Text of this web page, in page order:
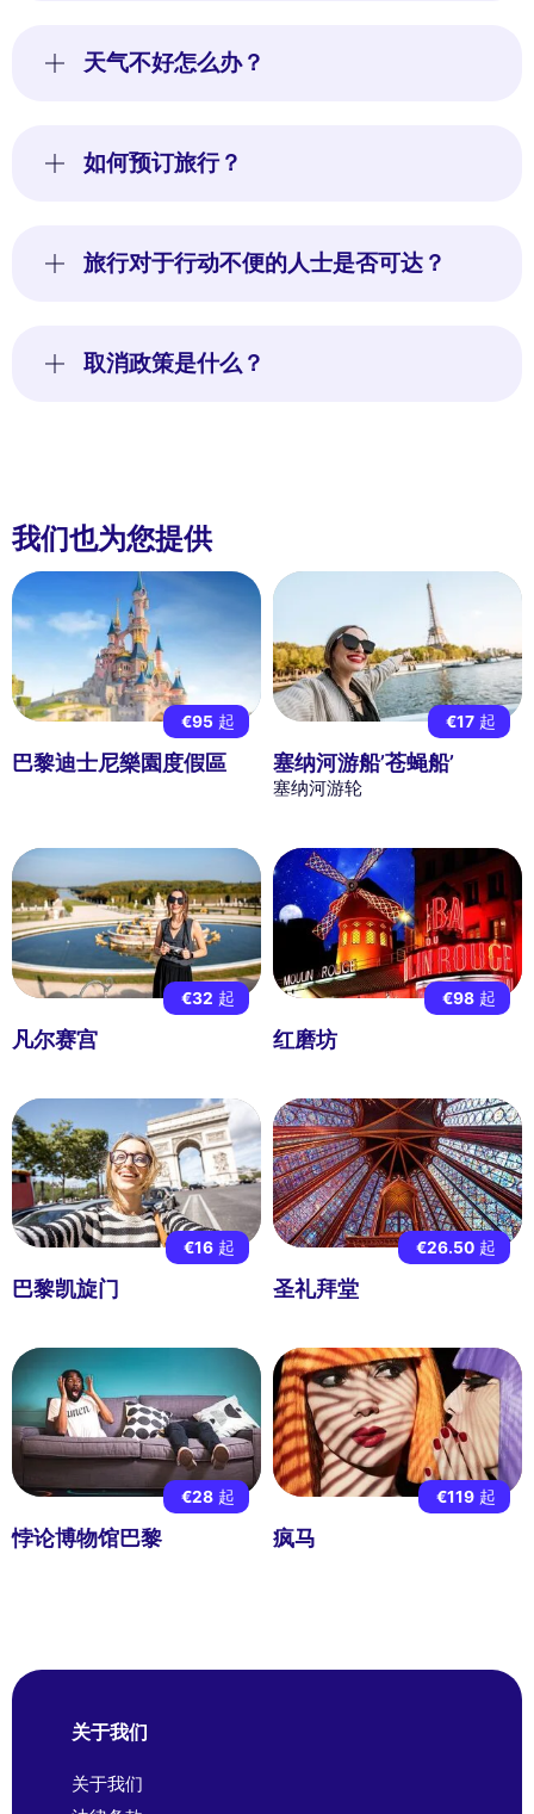
天气不好怎么办？
如何预订旅行？
旅行对于行动不便的人士是否可达？
取消政策是什么？
我们也为您提供
€95 起
巴黎迪士尼樂園度假區
€17起
塞纳河游船’苍蝇船’
塞纳河游轮
€32 起
凡尔赛宫
€98起
红磨坊
€16 起
巴黎凯旋门
€26.50起
圣礼拜堂
€28 起
悖论博物馆巴黎
€119起
疯马
关于我们
关于我们